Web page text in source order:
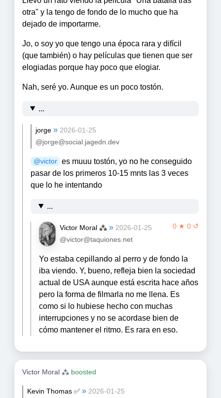
otra" y la tengo de fondo de lo mucho que ha
dejado de importarme.
Jo, o soy yo que tengo una época rara y difícil
(que también) o hay películas que tienen que ser
elogiadas porque hay poco que elogiar.
Nah, seré yo. Aunque es un poco tostón.
...
jorge » 2026-01-25
@jorge@social.jagedn.dev
@victor es muuu tostón, yo no he conseguido
pasar de los primeros 10-15 mnts las 3 veces
que lo he intentando
...
0 ★ 0 ↺
Victor Moral ⁂ » 2026-01-25
@victor@taquiones.net
Yo estaba cepillando al perro y de fondo la
iba viendo. Y, bueno, refleja bien la sociedad
actual de USA aunque está escrita hace años
pero la forma de filmarla no me llena. Es
como si lo hubiese hecho con muchas
interrupciones y no se acordase bien de
cómo mantener el ritmo. Es rara en eso.
Victor Moral ⁂boosted
Kevin Thomas ✅ » 2026-01-25